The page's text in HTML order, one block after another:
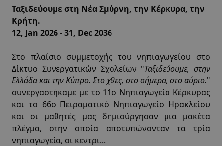
Ταξιδεύουμε στη Νέα Σμύρνη, την Κέρκυρα, την
Κρήτη.
12, Jan 2026 - 31, Dec 2036
Στο πλαίσιο συμμετοχής του νηπιαγωγείου στο
Δίκτυο Συνεργατικών Σχολείων "Ταξιδεύουμε, στην
Ελλάδα και την Κύπρο. Στο χθες, στο σήμερα, στο αύριο."
συνεργαστήκαμε με το 11ο Νηπιαγωγείο Κέρκυρας
και το 66ο Πειραματικό Νηπιαγωγείο Ηρακλείου
και οι μαθητές μας δημιούργησαν μια μακέτα
πλέγμα, στην οποία αποτυπώνονταν τα τρία
νηπιαγωγεία, οι κεντρι...